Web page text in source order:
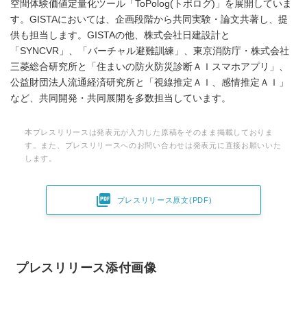
空間体験価値定量化ツール「ToPolog(トポログ)」を展開していま
す。GISTAにおいては、企画段階から共同実験・論文共著し、提
供も担当します。GISTAの他、株式会社日建設計と
「SYNCVR」、「バーチャル避難訓練」、東京消防庁・株式会社
三菱総合研究所と「住まいの防火防災診断ＡＩスマホアプリ」、
公益財団法人流通経済研究所と「視線推定ＡＩ、感情推定ＡＩ」
など、共同開発・共同展開を多数担当しています。
本プレスリリースは発表元が入力した原稿をそのまま掲載しておりま
す。また、プレスリリースへのお問い合わせは発表元に直接お願いいた
します。
 プレスリリース原文(PDF)
プレスリリース添付画像